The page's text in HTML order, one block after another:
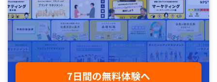
7日間の無料体験へ